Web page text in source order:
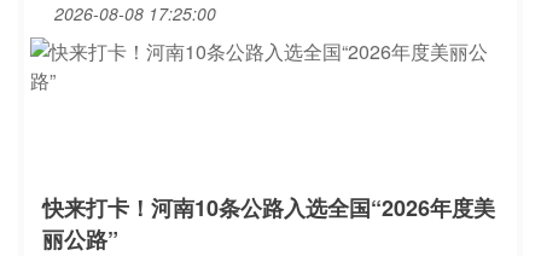
2026-08-08 17:25:00
快来打卡！河南10条公路入选全国“2026年度美
丽公路”